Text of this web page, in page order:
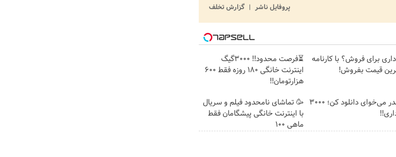
پروفایل ناشر
گزارش تخلف
برای فروش؟ با کارنامه
قیمت بفروش!
⏳فرصت محدود!! 3000گیگ
اینترنت خانگی 180 روزه فقط 600
هزارتومان!!
هرچقدر می‌خوای دانلود کن؛ 3000 🥳 تماشای نامحدود فیلم و سریال
با اینترنت خانگی پیشگامان فقط
ماهی 100